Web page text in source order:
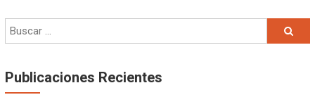
Publicaciones Recientes